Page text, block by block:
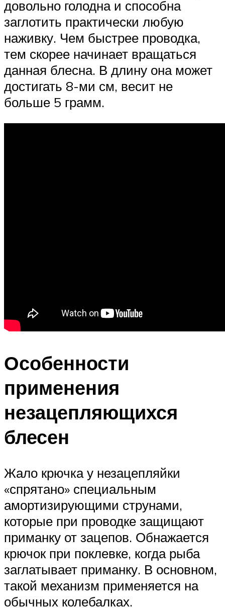
довольно голодна и способна
заглотить практически любую
наживку. Чем быстрее проводка,
тем скорее начинает вращаться
данная блесна. В длину она может
достигать 8-ми см, весит не
больше 5 грамм.
Особенности
применения
незацепляющихся
блесен
Жало крючка у незацепляйки
«спрятано» специальным
амортизирующими струнами,
которые при проводке защищают
приманку от зацепов. Обнажается
крючок при поклевке, когда рыба
заглатывает приманку. В основном,
такой механизм применяется на
обычных колебалках.